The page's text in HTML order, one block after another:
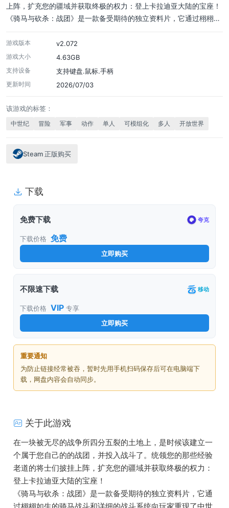
上阵，扩充您的疆域并获取终极的权力：登上卡拉迪亚大陆的宝座！
《骑马与砍杀：战团》是一款备受期待的独立资料片，它通过栩栩如
升：支持增加了 HDR（高动态光照渲染）、FSAA（全屏抗锯齿）、
景深、柔和粒子、色调映射以及许多其他的特效。带有更多的细节和
高质量纹理的新模型最多 64 名玩家的多人对战。
游戏版本 v2.072
游戏大小 4.63GB
支持设备 支持键盘.鼠标.手柄
更新时间 2026/07/03
该游戏的标签：
中世纪 冒险 军事 动作 单人 可模组化 多人 开放世界
Steam 正版购买
下载
免费下载 夸克
下载价格 免费
立即购买
不限速下载 移动
下载价格 VIP 专享
立即购买
重要通知
为防止链接经常被吞，暂时先用手机扫码保存后可在电脑端下
载，网盘内容会自动同步。
关于此游戏
在一块被无尽的战争所四分五裂的土地上，是时候该建立一
个属于您自己的的战团，并投入战斗了。统领您的那些经验
老道的将士们披挂上阵，扩充您的疆域并获取终极的权力：
登上卡拉迪亚大陆的宝座！
《骑马与砍杀：战团》是一款备受期待的独立资料片，它通